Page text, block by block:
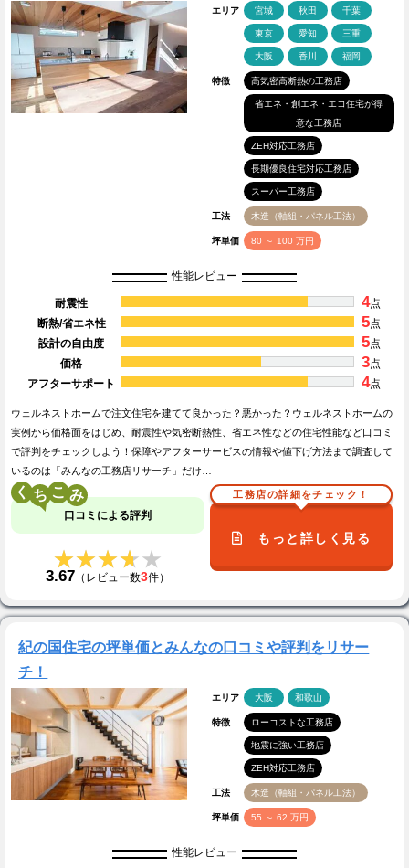
エリア 宮城 秋田 千葉
東京 愛知 三重
大阪 香川 福岡
特徴 高気密高断熱の工務店
省エネ・創エネ・エコ住宅が得
意な工務店
ZEH対応工務店
長期優良住宅対応工務店
スーパー工務店
工法 木造（軸組・パネル工法）
坪単価 80 ～ 100 万円
性能レビュー
耐震性 4点
断熱/省エネ性
5点
設計の自由度
5点
価格
3点
アフターサポート
4点
ウェルネストホームで注文住宅を建てて良かった？悪かった？ウェルネストホームの
実例から価格面をはじめ、耐震性や気密断熱性、省エネ性などの住宅性能など口コミ
で評判をチェックしよう！保障やアフターサービスの情報や値下げ方法まで調査して
いるのは「みんなの工務店リサーチ」だけ…
く こ
口コミによる評判
★★★★★
★★★★★
3.67 （レビュー数3件）
工務店の詳細をチェック！
もっと詳しく見る
紀の国住宅の坪単価とみんなの口コミや評判をリサー
チ！
エリア 大阪 和歌山
特徴 ローコストな工務店
地震に強い工務店
ZEH対応工務店
工法 木造（軸組・パネル工法）
坪単価 55 ～ 62 万円
性能レビュー